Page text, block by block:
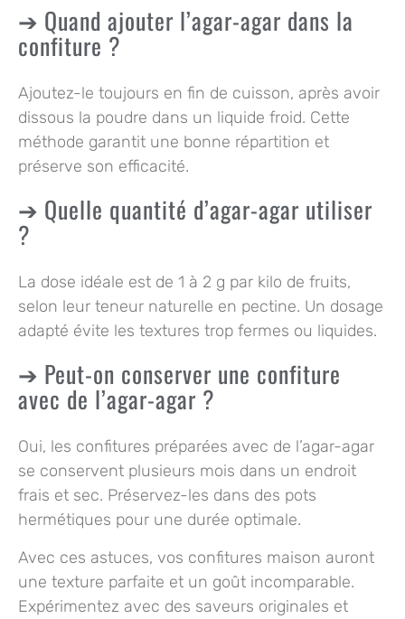
Quand ajouter l’agar-agar dans la
confiture ?
Ajoutez-le toujours en fin de cuisson, après avoir
dissous la poudre dans un liquide froid. Cette
méthode garantit une bonne répartition et
préserve son efficacité.
Quelle quantité d’agar-agar utiliser
?
La dose idéale est de 1 à 2 g par kilo de fruits,
selon leur teneur naturelle en pectine. Un dosage
adapté évite les textures trop fermes ou liquides.
Peut-on conserver une confiture
avec de l’agar-agar ?
Oui, les confitures préparées avec de l’agar-agar
se conservent plusieurs mois dans un endroit
frais et sec. Préservez-les dans des pots
hermétiques pour une durée optimale.
Avec ces astuces, vos confitures maison auront
une texture parfaite et un goût incomparable.
Expérimentez avec des saveurs originales et